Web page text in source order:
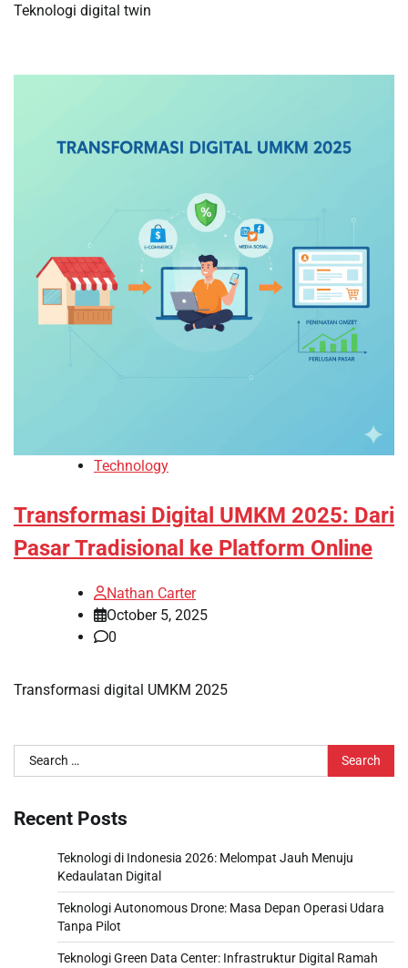
Teknologi digital twin
Technology
Transformasi Digital UMKM 2025: Dari
Pasar Tradisional ke Platform Online
Nathan Carter
October 5, 2025
0
Transformasi digital UMKM 2025
Search
for:
Recent Posts
Teknologi di Indonesia 2026: Melompat Jauh Menuju
Kedaulatan Digital
Teknologi Autonomous Drone: Masa Depan Operasi Udara
Tanpa Pilot
Teknologi Green Data Center: Infrastruktur Digital Ramah